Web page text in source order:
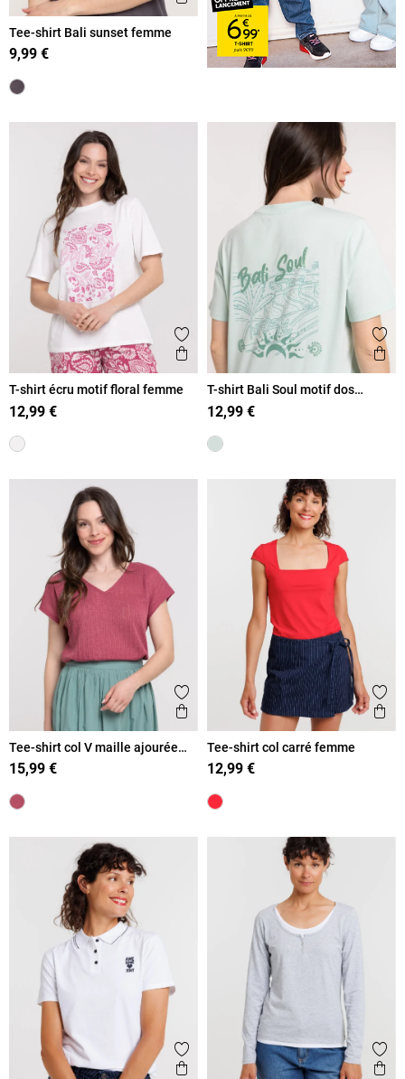
Tee-shirt Bali sunset femme
9,99 €
Ajouter aux favoris
Aperçu rapide
T-shirt écru motif floral femme
12,99 €
T-shirt Bali Soul motif dos
femme
12,99 €
Ajouter aux favoris
Aperçu rapide
Tee-shirt col V maille ajourée
femme
15,99 €
Tee-shirt col carré femme
12,99 €
Ajouter aux favoris
Aperçu rapide